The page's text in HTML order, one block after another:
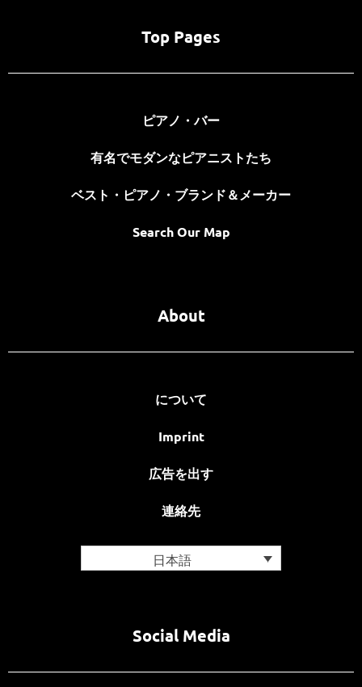
Top Pages
ピアノ・バー
有名でモダンなピアニストたち
ベスト・ピアノ・ブランド＆メーカー
Search Our Map
About
について
Imprint
広告を出す
連絡先
日本語
Social Media